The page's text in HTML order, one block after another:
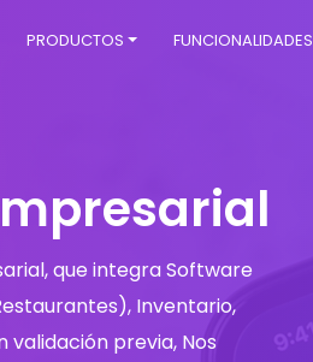
PRODUCTOS FUNCIONALIDADES
que integra Software
Inventario,
validación previa, Nos